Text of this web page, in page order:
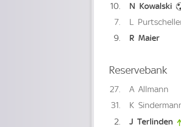
10 N Kowalski
7 L
9 R Maier
Reservebank
27 A Allmann
31
K
2
J Terlinden